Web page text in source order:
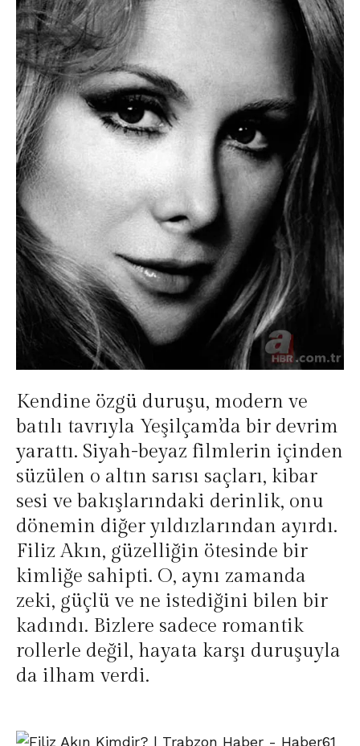
Kendine özgü duruşu, modern ve
batılı tavrıyla Yeşilçam’da bir devrim
yarattı. Siyah-beyaz filmlerin içinden
süzülen o altın sarısı saçları, kibar
sesi ve bakışlarındaki derinlik, onu
dönemin diğer yıldızlarından ayırdı.
Filiz Akın, güzelliğin ötesinde bir
kimliğe sahipti. O, aynı zamanda
zeki, güçlü ve ne istediğini bilen bir
kadındı. Bizlere sadece romantik
rollerle değil, hayata karşı duruşuyla
da ilham verdi.